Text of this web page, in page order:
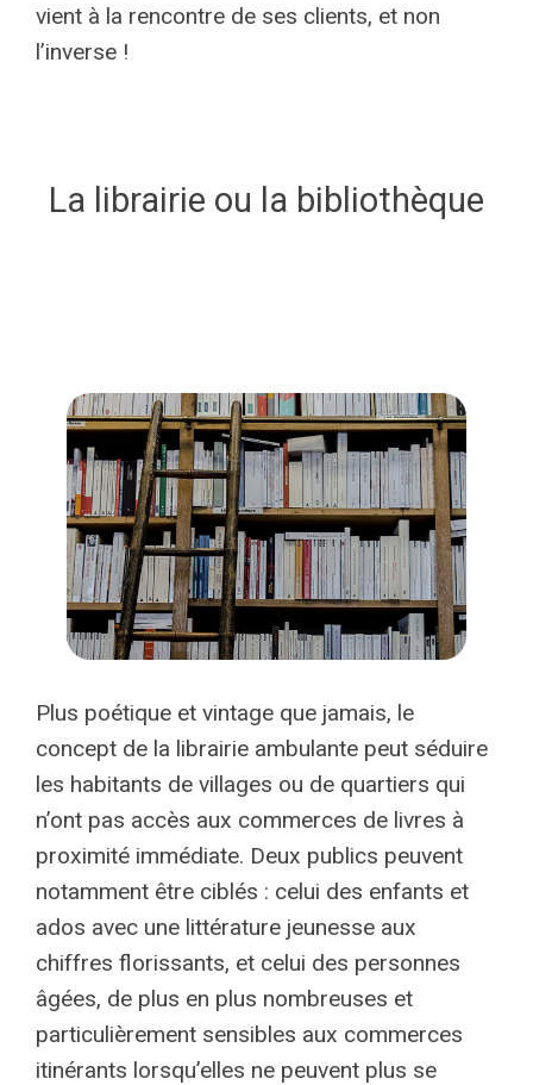
vient à la rencontre de ses clients, et non
l’inverse !
La librairie ou la bibliothèque
Plus poétique et vintage que jamais, le
concept de la librairie ambulante peut séduire
les habitants de villages ou de quartiers qui
n’ont pas accès aux commerces de livres à
proximité immédiate. Deux publics peuvent
notamment être ciblés : celui des enfants et
ados avec une littérature jeunesse aux
chiffres florissants, et celui des personnes
âgées, de plus en plus nombreuses et
particulièrement sensibles aux commerces
itinérants lorsqu’elles ne peuvent plus se